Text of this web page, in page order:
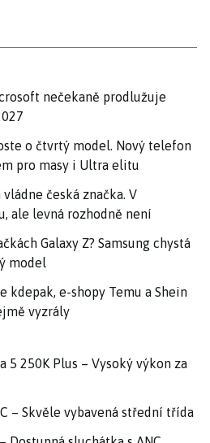
nečekaně prodlužuje
o čtvrtý model. Nový telefon
pro masy i Ultra elitu
česká značka. V
ale levná rozhodně není
Galaxy Z? Samsung chystá
model
kdepak, e-shopy Temu a Shein
vyzrály
5 250K Plus – Vysoký výkon za
– Skvěle vybavená střední třída